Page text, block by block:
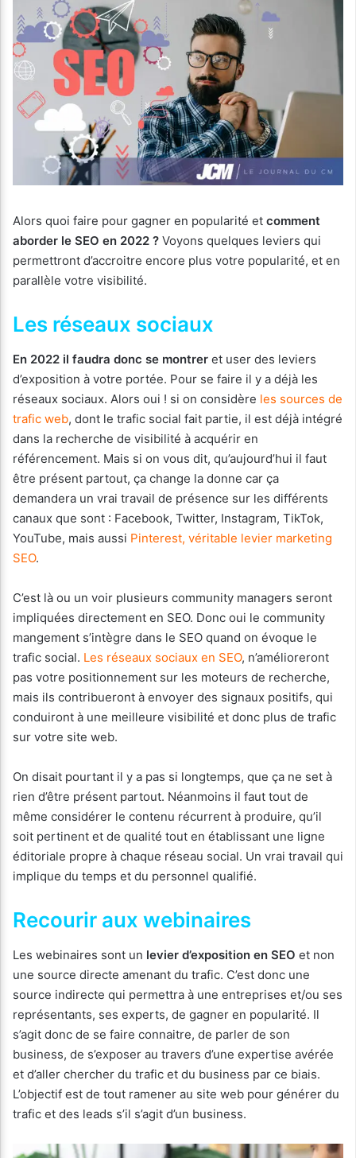
Alors quoi faire pour gagner en popularité et comment
aborder le SEO en 2022 ? Voyons quelques leviers qui
permettront d’accroitre encore plus votre popularité, et en
parallèle votre visibilité.
Les réseaux sociaux
En 2022 il faudra donc se montrer et user des leviers
d’exposition à votre portée. Pour se faire il y a déjà les
réseaux sociaux. Alors oui ! si on considère les sources de
trafic web, dont le trafic social fait partie, il est déjà intégré
dans la recherche de visibilité à acquérir en
référencement. Mais si on vous dit, qu’aujourd’hui il faut
être présent partout, ça change la donne car ça
demandera un vrai travail de présence sur les différents
canaux que sont : Facebook, Twitter, Instagram, TikTok,
YouTube, mais aussi Pinterest, véritable levier marketing
SEO.
C’est là ou un voir plusieurs community managers seront
impliquées directement en SEO. Donc oui le community
mangement s’intègre dans le SEO quand on évoque le
trafic social. Les réseaux sociaux en SEO, n’amélioreront
pas votre positionnement sur les moteurs de recherche,
mais ils contribueront à envoyer des signaux positifs, qui
conduiront à une meilleure visibilité et donc plus de trafic
sur votre site web.
On disait pourtant il y a pas si longtemps, que ça ne set à
rien d’être présent partout. Néanmoins il faut tout de
même considérer le contenu récurrent à produire, qu’il
soit pertinent et de qualité tout en établissant une ligne
éditoriale propre à chaque réseau social. Un vrai travail qui
implique du temps et du personnel qualifié.
Recourir aux webinaires
Les webinaires sont un levier d’exposition en SEO et non
une source directe amenant du trafic. C’est donc une
source indirecte qui permettra à une entreprises et/ou ses
représentants, ses experts, de gagner en popularité. Il
s’agit donc de se faire connaitre, de parler de son
business, de s’exposer au travers d’une expertise avérée
et d’aller chercher du trafic et du business par ce biais.
L’objectif est de tout ramener au site web pour générer du
trafic et des leads s’il s’agit d’un business.